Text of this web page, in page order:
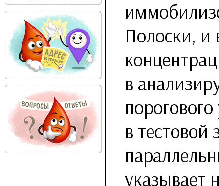
Полоски, и
в
в тестовой
указывает